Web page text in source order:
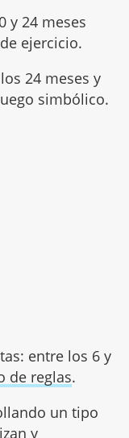
y 24 meses
ejercicio.
24 meses y
simbólico.
entre los 6 y
de reglas.
un tipo
y